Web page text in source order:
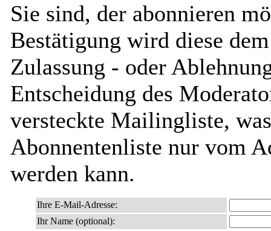
Sie sind, der abonnieren
Bestätigung wird diese
Zulassung - oder
Entscheidung des
versteckte Mailingliste,
Abonnentenliste nur vom
werden kann.
Ihre E-Mail-Adresse:
Ihr Name (optional):